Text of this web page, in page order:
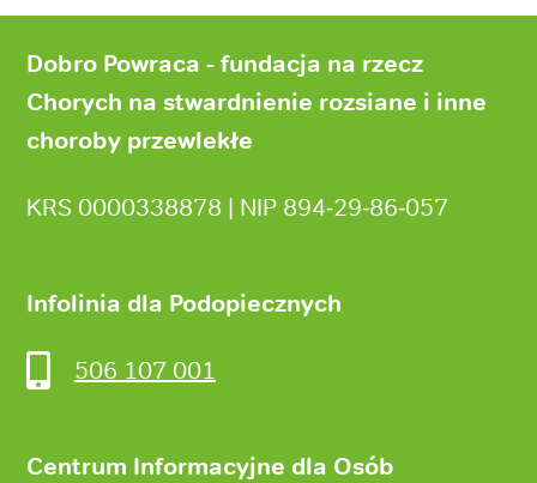
stronyDobro Powraca - fundacja na rzecz
Chorych na stwardnienie rozsiane i inne
choroby przewlekłe
KRS 0000338878 | NIP 894‑29‑86‑057
Infolinia dla Podopiecznych
506 107 001
Centrum Informacyjne dla Osób